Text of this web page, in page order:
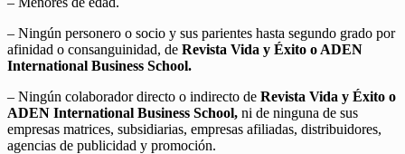
– Ningún personero o socio y sus parientes hasta segundo grado por
afinidad o consanguinidad, de Revista Vida y Éxito o ADEN
International Business School.
– Ningún colaborador directo o indirecto de Revista Vida y Éxito o
ADEN International Business School, ni de ninguna de sus
empresas matrices, subsidiarias, empresas afiliadas, distribuidores,
agencias de publicidad y promoción.